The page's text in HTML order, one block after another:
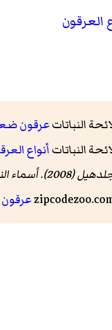
العرقون
النباتاتعرقون
النباتاتأنواع
(2008).
أسماء